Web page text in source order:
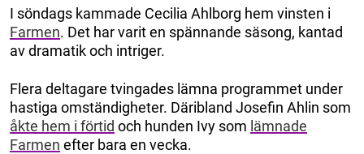
I söndags kammade Cecilia Ahlborg hem vinsten i
Farmen. Det har varit en spännande säsong, kantad
av dramatik och intriger.
Flera deltagare tvingades lämna programmet under
hastiga omständigheter. Däribland Josefin Ahlin som
åkte hem i förtid och hunden Ivy som lämnade
Farmen efter bara en vecka.